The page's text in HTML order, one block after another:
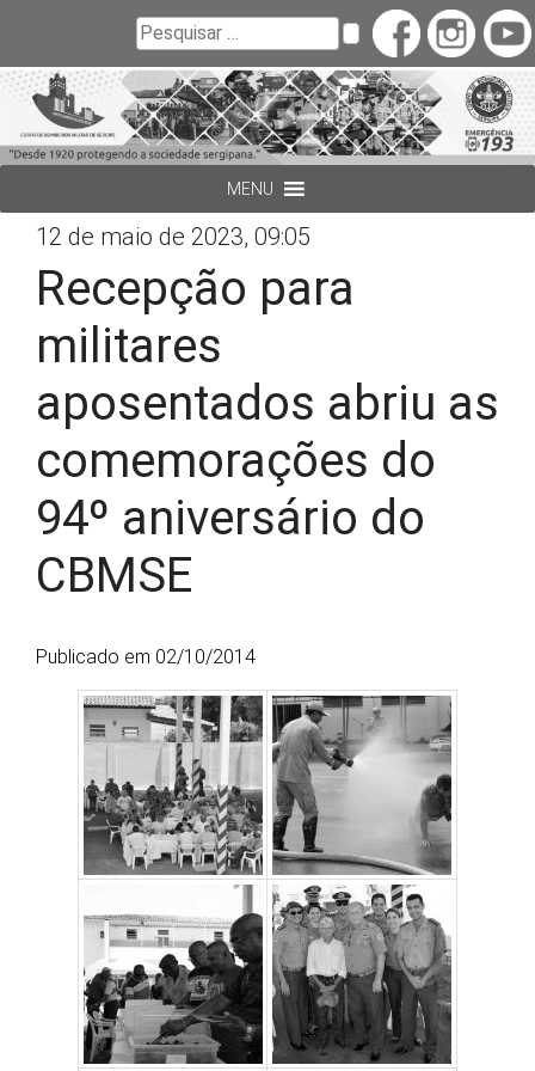
Pesquisar Buscar
MENU
12 de maio de 2023, 09:05
Recepção para
militares
aposentados abriu as
comemorações do
94º aniversário do
CBMSE
Publicado em 02/10/2014